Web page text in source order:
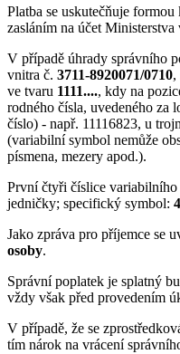
Platba se uskutečňuje
zasláním na účet Ministerstva
V případě úhrady správního
vnitra č. 3711-8920071/0710,
ve tvaru 1111...., kdy na
rodného čísla, uvedeného za
číslo) - např. 11116823, u
(variabilní symbol nemůže
písmena, mezery apod.).
První čtyři číslice
jedničky; specifický symbol:
Jako zpráva pro příjemce se
osoby.
Správní poplatek je splatný
vždy však před provedením
V případě, že se
tím nárok na vrácení